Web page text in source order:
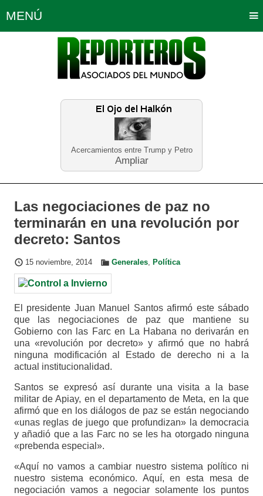
Acercamientos entre Trump y Petro
Ampliar
MENÚ
Política Opinión Bogotá
Planeta Tierra Deportes
Educación Neira
Las negociaciones de paz no
terminarán en una revolución por
decreto: Santos
15 noviembre, 2014 Generales, Política
El presidente Juan Manuel Santos afirmó este sábado
que las negociaciones de paz que mantiene su
Gobierno con las Farc en La Habana no derivarán en
una «revolución por decreto» y afirmó que no habrá
ninguna modificación al Estado de derecho ni a la
actual institucionalidad.
Santos se expresó así durante una visita a la base
militar de Apiay, en el departamento de Meta, en la que
afirmó que en los diálogos de paz se están negociando
«unas reglas de juego que profundizan» la democracia
y añadió que a las Farc no se les ha otorgado ninguna
«prebenda especial».
«Aquí no vamos a cambiar nuestro sistema político ni
nuestro sistema económico. Aquí, en esta mesa de
negociación vamos a negociar solamente los puntos